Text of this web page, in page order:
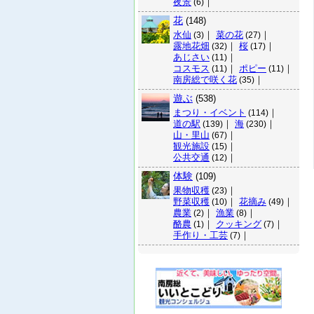
(6)
花 (148)
水仙 (3) ｜ 菜の花 (27) ｜
露地花畑 (32) ｜ 桜 (17) ｜
あじさい (11) ｜
コスモス (11) ｜ ポピー (11) ｜
南房総で咲く花 (35) ｜
遊ぶ (538)
まつり・イベント (114) ｜
道の駅 (139) ｜ 海 (230) ｜
山・里山 (67) ｜
観光施設 (15) ｜
公共交通 (12) ｜
体験 (109)
果物収穫 (23) ｜
野菜収穫 (10) ｜ 花摘み (49) ｜
農業 (2) ｜ 漁業 (8) ｜
酪農 (1) ｜ クッキング (7) ｜
手作り・工芸 (7) ｜